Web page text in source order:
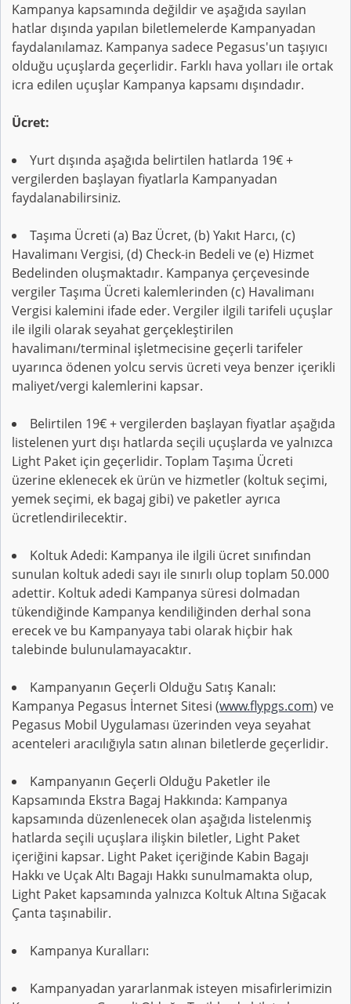
Kampanya kapsamında değildir ve aşağıda sayılan
hatlar dışında yapılan biletlemelerde Kampanyadan
faydalanılamaz. Kampanya sadece Pegasus'un taşıyıcı
olduğu uçuşlarda geçerlidir. Farklı hava yolları ile ortak
icra edilen uçuşlar Kampanya kapsamı dışındadır.
Ücret:
Yurt dışında aşağıda belirtilen hatlarda 19€ +
vergilerden başlayan fiyatlarla Kampanyadan
faydalanabilirsiniz.
Taşıma Ücreti (a) Baz Ücret, (b) Yakıt Harcı, (c)
Havalimanı Vergisi, (d) Check-in Bedeli ve (e) Hizmet
Bedelinden oluşmaktadır. Kampanya çerçevesinde
vergiler Taşıma Ücreti kalemlerinden (c) Havalimanı
Vergisi kalemini ifade eder. Vergiler ilgili tarifeli uçuşlar
ile ilgili olarak seyahat gerçekleştirilen
havalimanı/terminal işletmecisine geçerli tarifeler
uyarınca ödenen yolcu servis ücreti veya benzer içerikli
maliyet/vergi kalemlerini kapsar.
Belirtilen 19€ + vergilerden başlayan fiyatlar aşağıda
listelenen yurt dışı hatlarda seçili uçuşlarda ve yalnızca
Light Paket için geçerlidir. Toplam Taşıma Ücreti
üzerine eklenecek ek ürün ve hizmetler (koltuk seçimi,
yemek seçimi, ek bagaj gibi) ve paketler ayrıca
ücretlendirilecektir.
Koltuk Adedi: Kampanya ile ilgili ücret sınıfından
sunulan koltuk adedi sayı ile sınırlı olup toplam 50.000
adettir. Koltuk adedi Kampanya süresi dolmadan
tükendiğinde Kampanya kendiliğinden derhal sona
erecek ve bu Kampanyaya tabi olarak hiçbir hak
talebinde bulunulamayacaktır.
Kampanyanın Geçerli Olduğu Satış Kanalı:
Kampanya Pegasus İnternet Sitesi (www.flypgs.com) ve
Pegasus Mobil Uygulaması üzerinden veya seyahat
acenteleri aracılığıyla satın alınan biletlerde geçerlidir.
Kampanyanın Geçerli Olduğu Paketler ile
Kapsamında Ekstra Bagaj Hakkında: Kampanya
kapsamında düzenlenecek olan aşağıda listelenmiş
hatlarda seçili uçuşlara ilişkin biletler, Light Paket
içeriğini kapsar. Light Paket içeriğinde Kabin Bagajı
Hakkı ve Uçak Altı Bagajı Hakkı sunulmamakta olup,
Light Paket kapsamında yalnızca Koltuk Altına Sığacak
Çanta taşınabilir.
Kampanya Kuralları:
Kampanyadan yararlanmak isteyen misafirlerimizin